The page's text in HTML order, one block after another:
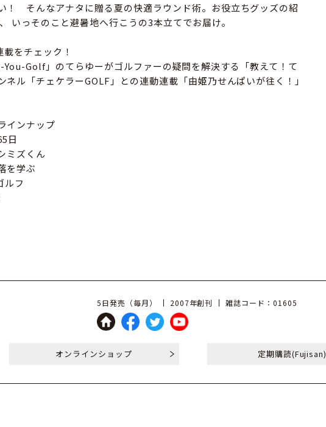
！ そんなアナタに贈る夏の快適ラウンド術。お役立ちグッズの紹
いっそのこと避暑地へ行こうの3本立てでお届け。
をチェック！
Golf」のてらゆーがゴルファーの疑問を解決する「教えて！て
ネル「チェケラーGOLF」との連動連載「由姫乃せんぱいが往く！」
インナップ
日
ミズくん
を学ぶ
ルフ
5日発売（毎月） 2007年創刊 雑誌コード：01605
オンラインショップ 定期購読(Fujisan)